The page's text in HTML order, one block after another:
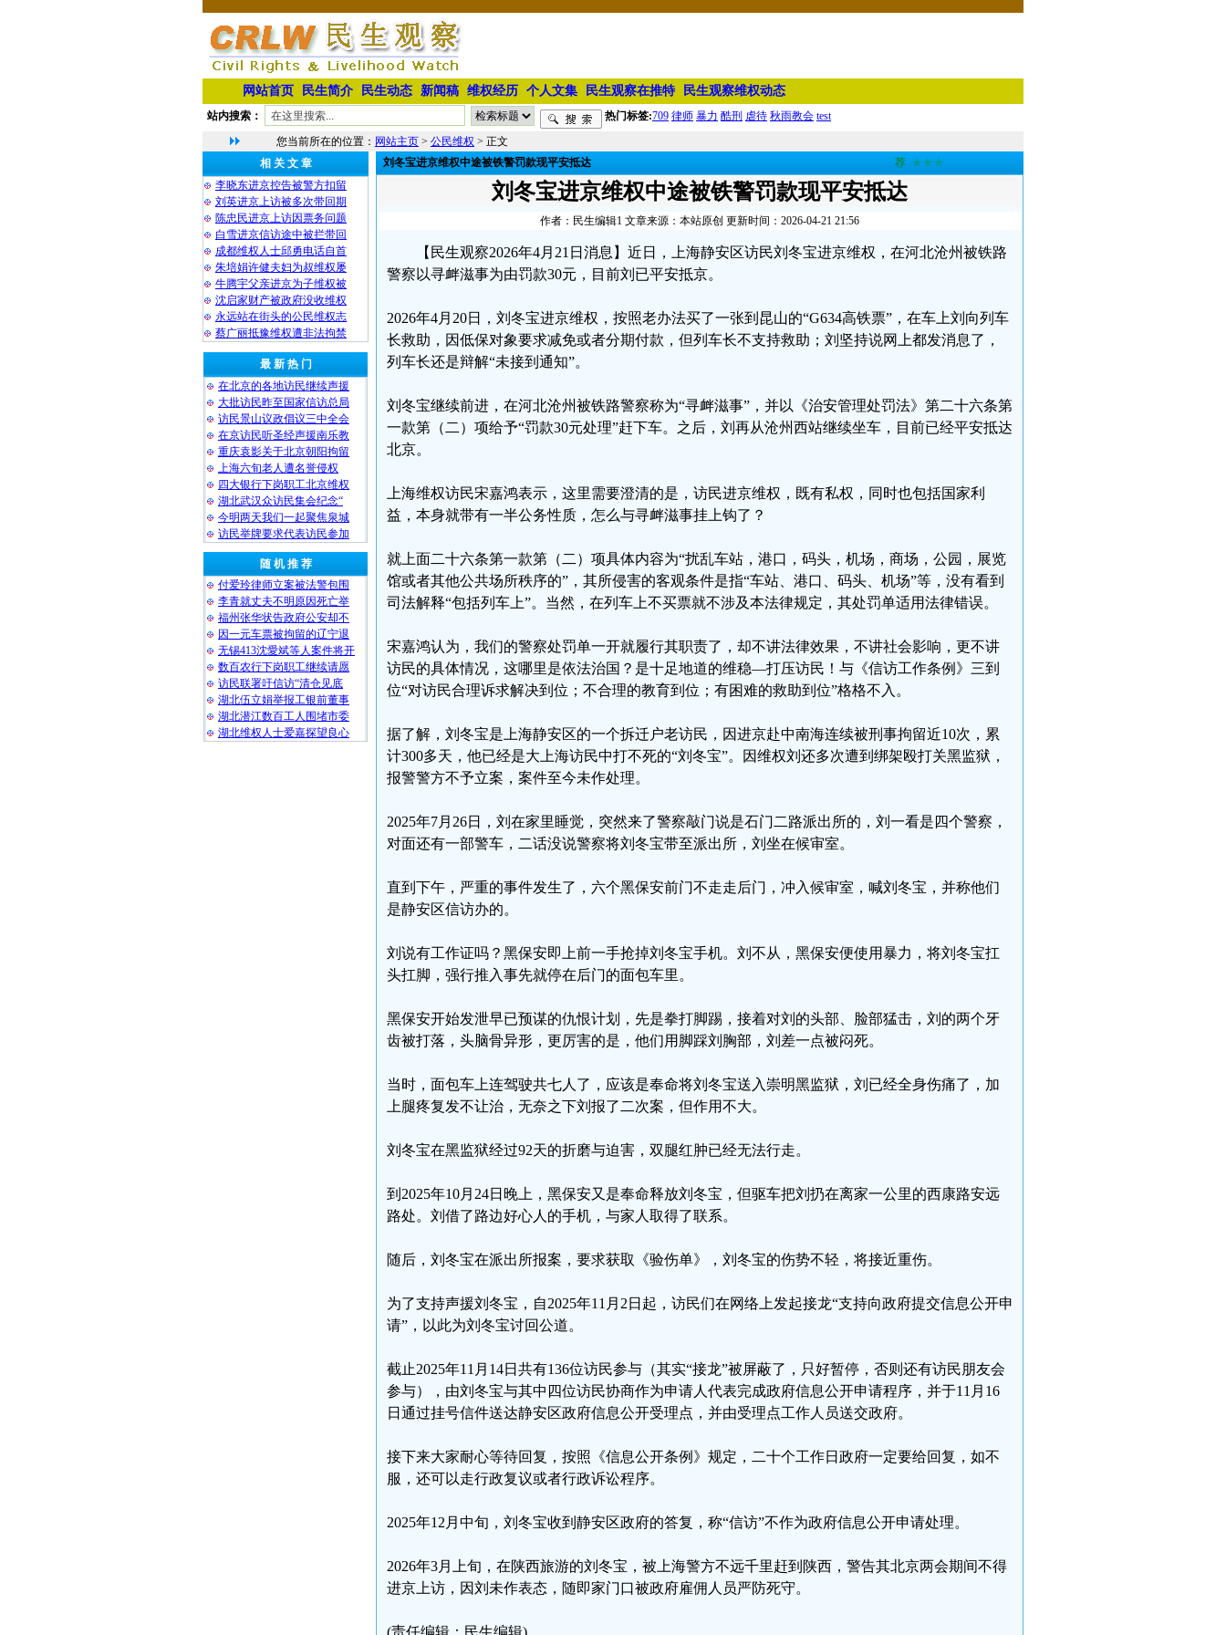
网站首页 民生简介 民生动态 新闻稿 维权经历 个人文集 民生观察在推特 民生观察维权动态
站内搜索： 热门标签:709 律师 暴力 酷刑 虐待 秋雨教会 test
您当前所在的位置： 网站主页 > 公民维权 > 正文
相 关 文 章
李晓东进京控告被警方扣留
刘英进京上访被多次带回期
陈忠民进京上访因票务问题
白雪进京信访途中被拦带回
成都维权人士邱勇电话自首
朱培娟许健夫妇为叔维权屡
牛腾宇父亲进京为子维权被
沈启家财产被政府没收维权
永远站在街头的公民维权志
蔡广丽抵豫维权遭非法拘禁
最 新 热 门
在北京的各地访民继续声援
大批访民昨至国家信访总局
访民景山议政倡议三中全会
在京访民听圣经声援南乐教
重庆袁影关于北京朝阳拘留
上海六旬老人遭名誉侵权
四大银行下岗职工北京维权
湖北武汉众访民集会纪念“
今明两天我们一起聚焦泉城
访民举牌要求代表访民参加
随 机 推 荐
付爱玲律师立案被法警包围
李青就丈夫不明原因死亡举
福州张华状告政府公安却不
因一元车票被拘留的辽宁退
无锡413沈愛斌等人案件将开
数百农行下岗职工继续请愿
访民联署吁信访“清仓见底
湖北伍立娟举报工银前董事
湖北潜江数百工人围堵市委
湖北维权人士爱嘉探望良心
刘冬宝进京维权中途被铁警罚款现平安抵达 荐 ★★★
刘冬宝进京维权中途被铁警罚款现平安抵达
作者：民生编辑1 文章来源：本站原创 更新时间：2026-04-21 21:56
【民生观察2026年4月21日消息】近日，上海静安区访民刘冬宝进京维权，在河北沧州被铁路
警察以寻衅滋事为由罚款30元，目前刘已平安抵京。
2026年4月20日，刘冬宝进京维权，按照老办法买了一张到昆山的“G634高铁票”，在车上刘向列车
长救助，因低保对象要求减免或者分期付款，但列车长不支持救助；刘坚持说网上都发消息了，
列车长还是辩解“未接到通知”。
刘冬宝继续前进，在河北沧州被铁路警察称为“寻衅滋事”，并以《治安管理处罚法》第二十六条第
一款第（二）项给予“罚款30元处理”赶下车。之后，刘再从沧州西站继续坐车，目前已经平安抵达
北京。
上海维权访民宋嘉鸿表示，这里需要澄清的是，访民进京维权，既有私权，同时也包括国家利
益，本身就带有一半公务性质，怎么与寻衅滋事挂上钩了？
就上面二十六条第一款第（二）项具体内容为“扰乱车站，港口，码头，机场，商场，公园，展览
馆或者其他公共场所秩序的”，其所侵害的客观条件是指“车站、港口、码头、机场”等，没有看到
司法解释“包括列车上”。当然，在列车上不买票就不涉及本法律规定，其处罚单适用法律错误。
宋嘉鸿认为，我们的警察处罚单一开就履行其职责了，却不讲法律效果，不讲社会影响，更不讲
访民的具体情况，这哪里是依法治国？是十足地道的维稳—打压访民！与《信访工作条例》三到
位“对访民合理诉求解决到位；不合理的教育到位；有困难的救助到位”格格不入。
据了解，刘冬宝是上海静安区的一个拆迁户老访民，因进京赴中南海连续被刑事拘留近10次，累
计300多天，他已经是大上海访民中打不死的“刘冬宝”。因维权刘还多次遭到绑架殴打关黑监狱，
报警警方不予立案，案件至今未作处理。
2025年7月26日，刘在家里睡觉，突然来了警察敲门说是石门二路派出所的，刘一看是四个警察，
对面还有一部警车，二话没说警察将刘冬宝带至派出所，刘坐在候审室。
直到下午，严重的事件发生了，六个黑保安前门不走走后门，冲入候审室，喊刘冬宝，并称他们
是静安区信访办的。
刘说有工作证吗？黑保安即上前一手抢掉刘冬宝手机。刘不从，黑保安便使用暴力，将刘冬宝扛
头扛脚，强行推入事先就停在后门的面包车里。
黑保安开始发泄早已预谋的仇恨计划，先是拳打脚踢，接着对刘的头部、脸部猛击，刘的两个牙
齿被打落，头脑骨异形，更厉害的是，他们用脚踩刘胸部，刘差一点被闷死。
当时，面包车上连驾驶共七人了，应该是奉命将刘冬宝送入崇明黑监狱，刘已经全身伤痛了，加
上腿疼复发不让治，无奈之下刘报了二次案，但作用不大。
刘冬宝在黑监狱经过92天的折磨与迫害，双腿红肿已经无法行走。
到2025年10月24日晚上，黑保安又是奉命释放刘冬宝，但驱车把刘扔在离家一公里的西康路安远
路处。刘借了路边好心人的手机，与家人取得了联系。
随后，刘冬宝在派出所报案，要求获取《验伤单》，刘冬宝的伤势不轻，将接近重伤。
为了支持声援刘冬宝，自2025年11月2日起，访民们在网络上发起接龙“支持向政府提交信息公开申
请”，以此为刘冬宝讨回公道。
截止2025年11月14日共有136位访民参与（其实“接龙”被屏蔽了，只好暂停，否则还有访民朋友会
参与），由刘冬宝与其中四位访民协商作为申请人代表完成政府信息公开申请程序，并于11月16
日通过挂号信件送达静安区政府信息公开受理点，并由受理点工作人员送交政府。
接下来大家耐心等待回复，按照《信息公开条例》规定，二十个工作日政府一定要给回复，如不
服，还可以走行政复议或者行政诉讼程序。
2025年12月中旬，刘冬宝收到静安区政府的答复，称“信访”不作为政府信息公开申请处理。
2026年3月上旬，在陕西旅游的刘冬宝，被上海警方不远千里赶到陕西，警告其北京两会期间不得
进京上访，因刘未作表态，随即家门口被政府雇佣人员严防死守。
(责任编辑：民生编辑)